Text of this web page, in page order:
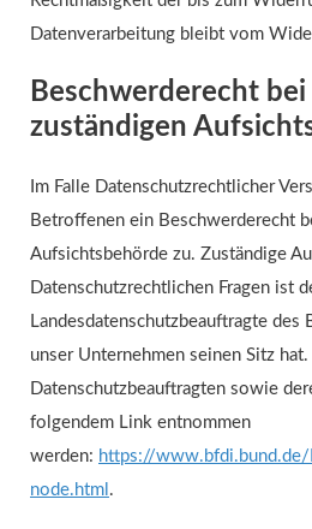
Datenverarbeitung bleibt vom
Beschwerderecht bei
zuständigen
Im Falle Datenschutzrechtlicher
Betroffenen ein Beschwerderecht
Aufsichtsbehörde zu. Zuständige
Datenschutzrechtlichen Fragen ist
Landesdatenschutzbeauftragte des
unser Unternehmen seinen Sitz
Datenschutzbeauftragten sowie
folgendem Link entnommen
werden: https://
node.html .